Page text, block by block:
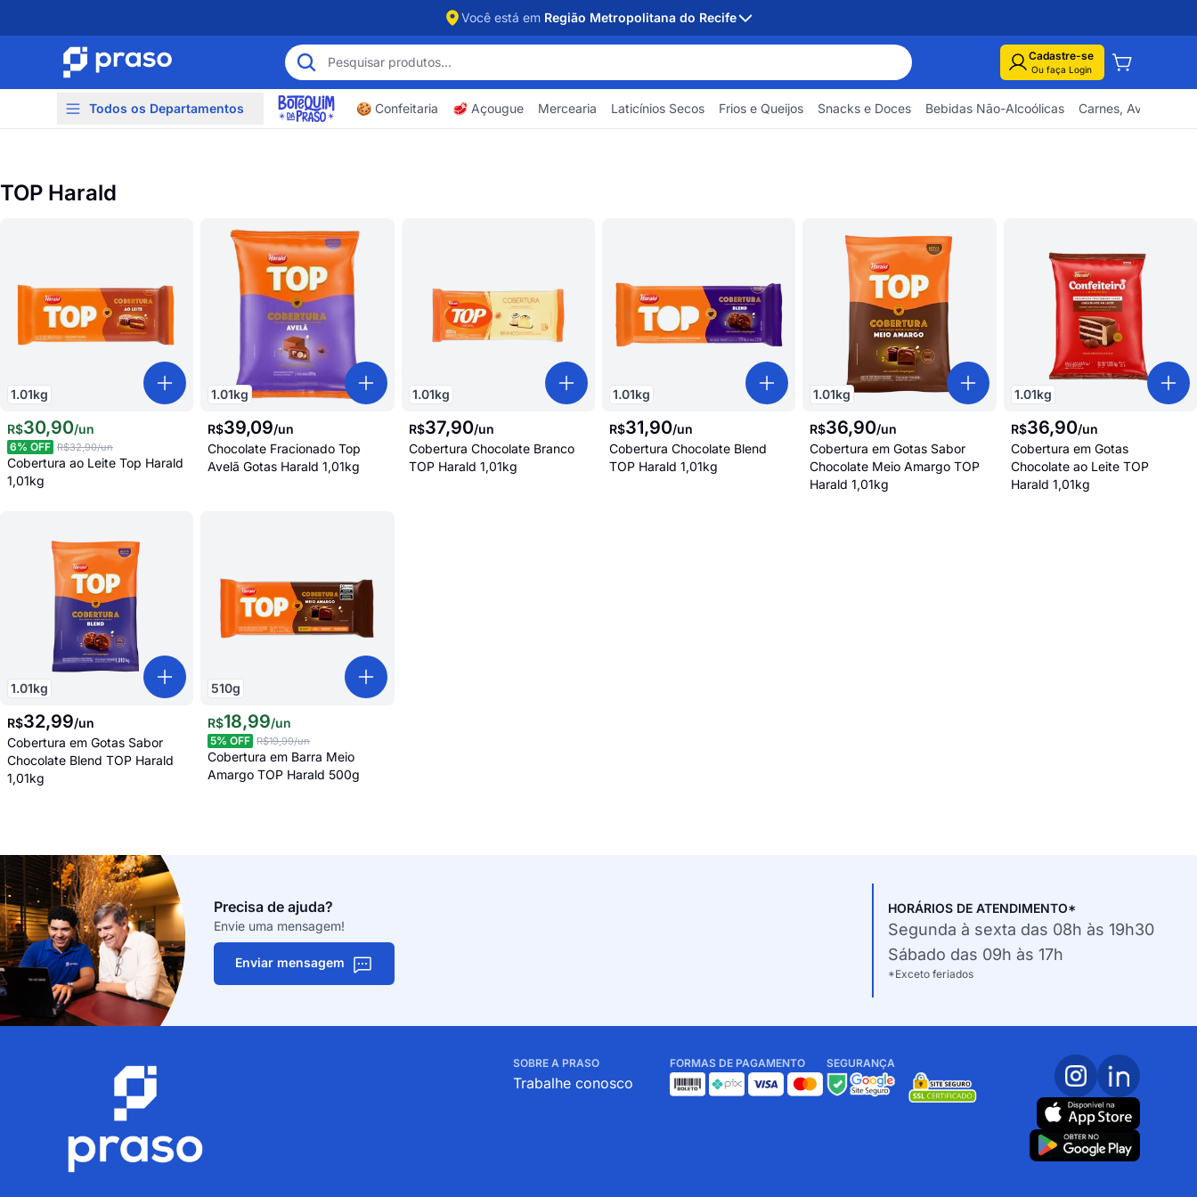
Você está em Região Metropolitana do Recife
Cadastre-se
Ou faça Login
Todos os Departamentos 🍪 Confeitaria 🥩 Açougue Mercearia Laticínios Secos Frios e Queijos Snacks e Doces Bebidas Não-Alcoólicas Carnes, Aves e
TOP Harald
1.01kg
R$30,90/un
6% OFF R$32,90/un
Cobertura ao Leite Top Harald
1,01kg
1.01kg
R$39,09/un
Chocolate Fracionado Top
Avelã Gotas Harald 1,01kg
1.01kg
R$37,90/un
Cobertura Chocolate Branco
TOP Harald 1,01kg
1.01kg
R$31,90/un
Cobertura Chocolate Blend
TOP Harald 1,01kg
1.01kg
R$36,90/un
Cobertura em Gotas Sabor
Chocolate Meio Amargo TOP
Harald 1,01kg
1.01kg
R$36,90/un
Cobertura em Gotas
Chocolate ao Leite TOP
Harald 1,01kg
1.01kg
R$32,99/un
Cobertura em Gotas Sabor
Chocolate Blend TOP Harald
1,01kg
510g
R$18,99/un
5% OFF R$19,99/un
Cobertura em Barra Meio
Amargo TOP Harald 500g
Precisa de ajuda?
Envie uma mensagem!
Enviar mensagem
HORÁRIOS DE ATENDIMENTO*
Segunda à sexta das 08h às 19h30
Sábado das 09h às 17h
*Exceto feriados
SOBRE A PRASO
Trabalhe conosco
FORMAS DE PAGAMENTO SEGURANÇA